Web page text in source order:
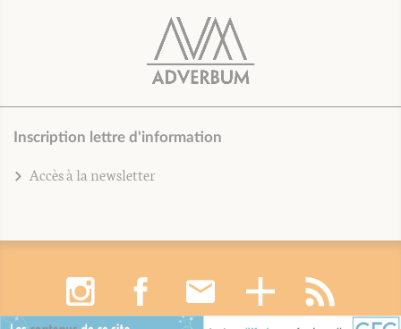
Inscription lettre d'information
Accès à la newsletter